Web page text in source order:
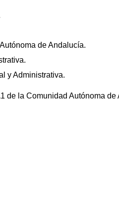
de Andalucía.
y Administrativa.
de la Comunidad Autónoma de